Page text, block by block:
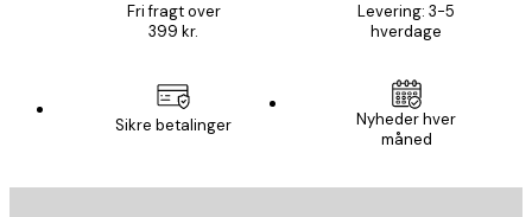
Fri fragt over
399 kr.
Levering: 3-5
hverdage
Sikre betalinger
Nyheder hver
måned